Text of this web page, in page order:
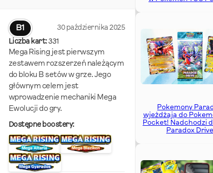
B1
30 października 2025
Liczba kart:331
Mega Rising jest pierwszym
zestawem rozszerzeń należącym
do bloku B setów w grze. Jego
głównym celem jest
wprowadzenie mechaniki Mega
Ewolucji do gry.
Dostępne boostery:
Pokemony
wjeżdżają do
Pocket! Nadchodzi
Paradox Drive